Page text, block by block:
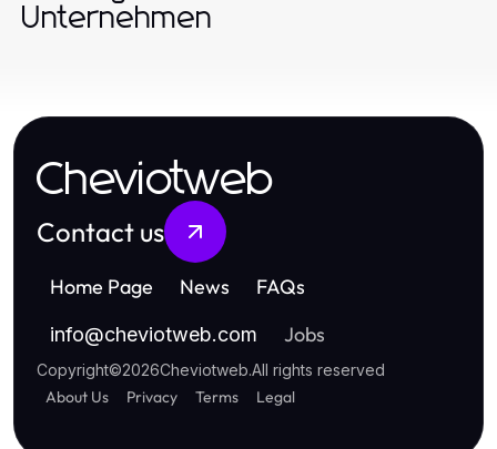
Unternehmen
Cheviotweb
Contact us
Home Page News FAQs
info@cheviotweb.com Jobs
Copyright©2026Cheviotweb.All rights reserved
About Us Privacy Terms Legal